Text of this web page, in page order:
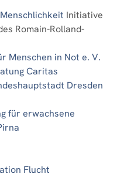
Initiative
Romain-Rolland-
Menschen in Not e. V.
Caritas
Dresden
für erwachsene
Flucht